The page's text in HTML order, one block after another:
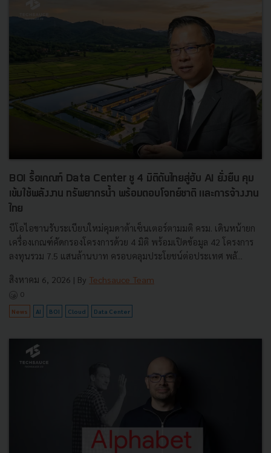
BOI รื้อเกณฑ์ Data Center ชู 4 มิติดันไทยสู่ฮับ AI ยั่งยืน คุม
เข้มใช้พลังงาน ทรัพยากรน้ำ พร้อมตอบโจทย์ชาติ และการจ้างงาน
ไทย
บีโอไอขานรับระเบียบใหม่คุมดาต้าเซ็นเตอร์ตามมติ ครม. เดินหน้ายก
เครื่องเกณฑ์คัดกรองโครงการด้วย 4 มิติ พร้อมเปิดข้อมูล 42 โครงการ
ลงทุนรวม 7.5 แสนล้านบาท ครอบคลุมประโยชน์ต่อประเทศ พลั...
สิงหาคม 6, 2026 | By Techsauce Team
0
News AI BOI Cloud Data Center